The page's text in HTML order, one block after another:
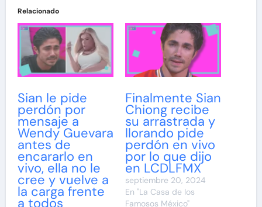
Relacionado
Sian le pide
perdón por
mensaje a
Wendy Guevara
antes de
encararlo en
vivo, ella no le
cree y vuelve a
la carga frente
a todos
Finalmente Sian
Chiong recibe
su arrastrada y
llorando pide
perdón en vivo
por lo que dijo
en LCDLFMX
septiembre 20, 2024
En "La Casa de los
Famosos México"